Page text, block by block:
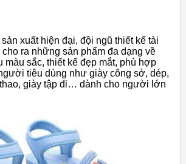
xuất hiện đại, đội ngũ thiết kế tài
cho ra những sản phẩm đa dạng về
màu sắc, thiết kế đẹp mắt, phù hợp
tiêu dùng như giày công sở, dép,
giày tập đi… dành cho người lớn